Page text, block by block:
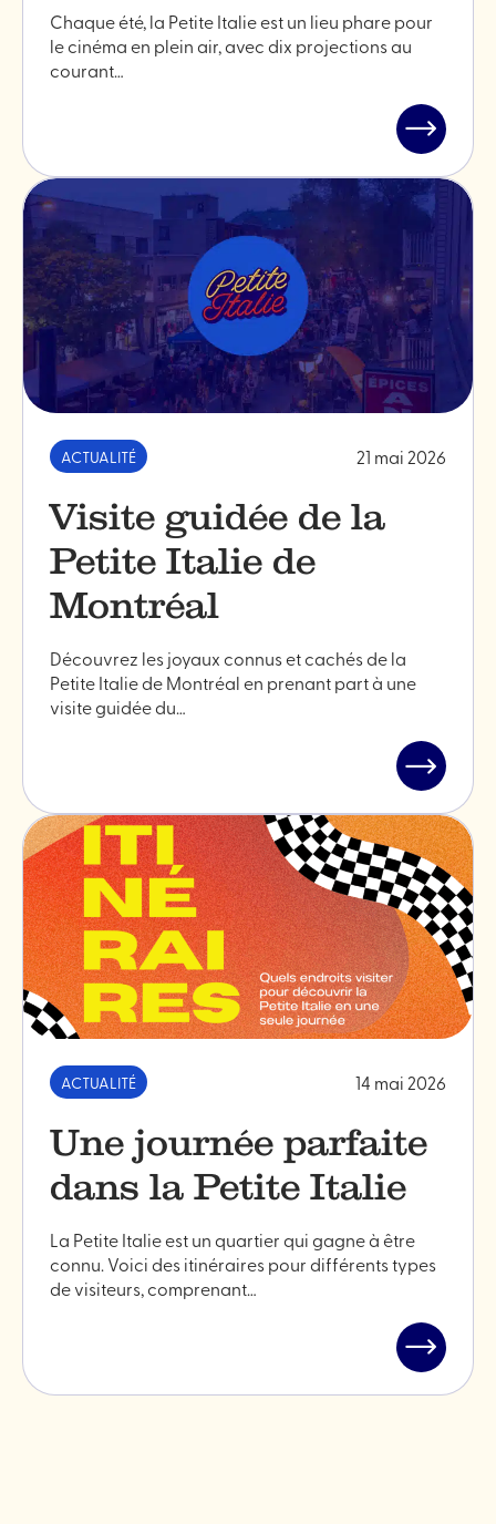
Chaque été, la Petite Italie est un lieu phare pour
le cinéma en plein air, avec dix projections au
courant…
Lire
l'article
"Les
cinémas
en
plein
air
sont
de
retour!"
ACTUALITÉ 21 mai 2026
Visite guidée de la
Petite Italie de
Montréal
Découvrez les joyaux connus et cachés de la
Petite Italie de Montréal en prenant part à une
visite guidée du…
Lire
l'article
"Visite
guidée
de
la
Petite
Italie
de
ACTUALITÉ 14 mai 2026
Une journée parfaite
dans la Petite Italie
La Petite Italie est un quartier qui gagne à être
connu. Voici des itinéraires pour différents types
de visiteurs, comprenant…
Lire
l'article